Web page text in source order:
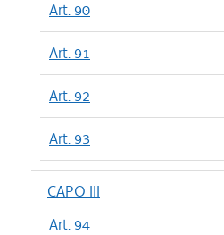
Art. 90
Art. 91
Art. 92
Art. 93
CAPO III
Art. 94